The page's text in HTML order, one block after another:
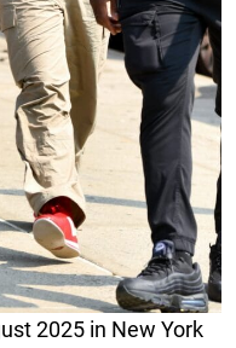
2025 in New York